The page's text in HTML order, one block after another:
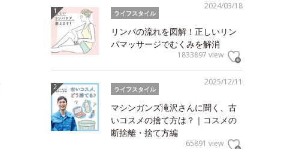
2024/03/18
ライフスタイル
リンパの流れを図解！正しいリン
パマッサージでむくみを解消
1833897 view
2025/12/11
ライフスタイル
マシンガンズ滝沢さんに聞く、古
いコスメの捨て方は？｜コスメの
断捨離・捨て方編
65891 view